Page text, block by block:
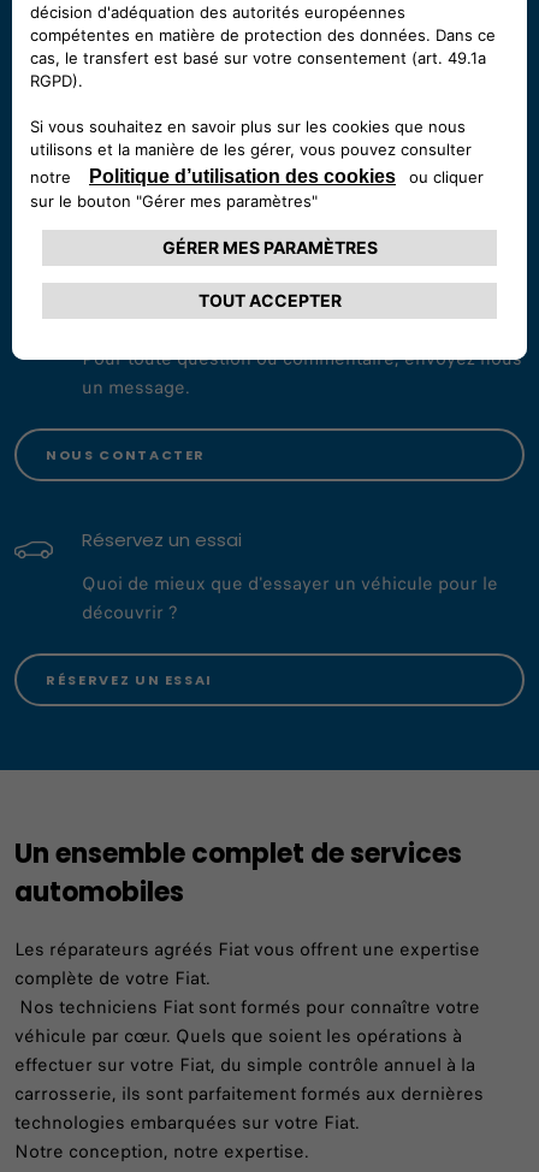
Contactez le service commercial
Jimmy : 0694 42 72 98
SAINT-LAURENT-DU-MARONI
0594 27 64 66
Envoyez-nous un message
Pour toute question ou commentaire, envoyez-nous
un message.
NOUS CONTACTER
Réservez un essai
Quoi de mieux que d'essayer un véhicule pour le
découvrir ?
RÉSERVEZ UN ESSAI
Un ensemble complet de services
automobiles
Les réparateurs agréés Fiat vous offrent une expertise
complète de votre Fiat.
Nos techniciens Fiat sont formés pour connaître votre
véhicule par cœur. Quels que soient les opérations à
effectuer sur votre Fiat, du simple contrôle annuel à la
carrosserie, ils sont parfaitement formés aux dernières
technologies embarquées sur votre Fiat.
Notre conception, notre expertise.